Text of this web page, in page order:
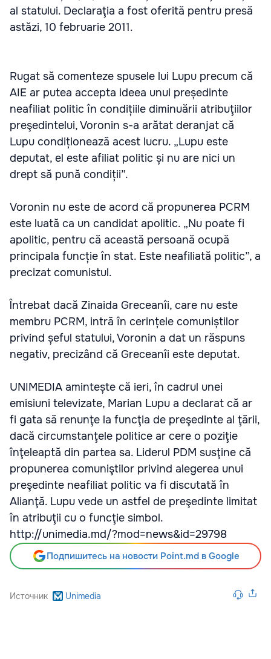
al statului. Declaraţia a fost oferită pentru presă
astăzi, 10 februarie 2011.
Rugat să comenteze spusele lui Lupu precum că
AIE ar putea accepta ideea unui președinte
neafiliat politic în condițiile diminuării atribuţiilor
preşedintelui, Voronin s-a arătat deranjat că
Lupu condiționează acest lucru. „Lupu este
deputat, el este afiliat politic și nu are nici un
drept să pună condiții”.
Voronin nu este de acord că propunerea PCRM
este luată ca un candidat apolitic. „Nu poate fi
apolitic, pentru că această persoană ocupă
principala funcție în stat. Este neafiliată politic”, a
precizat comunistul.
Întrebat dacă Zinaida Greceanîi, care nu este
membru PCRM, intră în cerințele comuniștilor
privind șeful statului, Voronin a dat un răspuns
negativ, precizând că Greceanîi este deputat.
UNIMEDIA amintește că ieri, în cadrul unei
emisiuni televizate, Marian Lupu a declarat că ar
fi gata să renunţe la funcţia de preşedinte al ţării,
dacă circumstanţele politice ar cere o poziţie
înţeleaptă din partea sa. Liderul PDM susţine că
propunerea comuniştilor privind alegerea unui
preşedinte neafiliat politic va fi discutată în
Alianţă. Lupu vede un astfel de preşedinte limitat
în atribuţii cu o funcţie simbol.
http://unimedia.md/?mod=news&id=29798
Подпишитесь на новости Point.md в Google
Источник Unimedia